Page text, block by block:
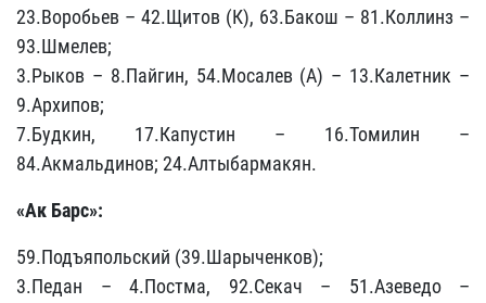
23.Воробьев – 42.Щитов (К), 63.Бакош – 81.Коллинз –
93.Шмелев;
3.Рыков – 8.Пайгин, 54.Мосалев (А) – 13.Калетник –
9.Архипов;
7.Будкин, 17.Капустин – 16.Томилин –
84.Акмальдинов; 24.Алтыбармакян.
«Ак Барс»:
59.Подъяпольский (39.Шарыченков);
3.Педан – 4.Постма, 92.Секач – 51.Азеведо –